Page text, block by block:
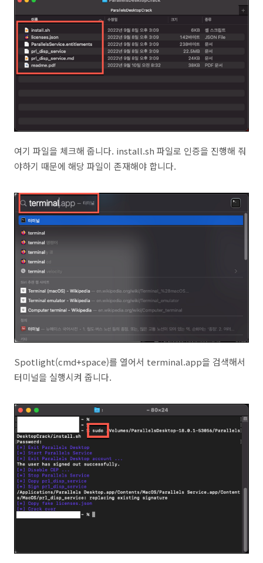
여기 파일을 체크해 줍니다. install.sh 파일로 인증을 진행해 줘
야하기 때문에 해당 파일이 존재해야 합니다.
Spotlight(cmd+space)를 열어서 terminal.app을 검색해서
터미널을 실행시켜 줍니다.